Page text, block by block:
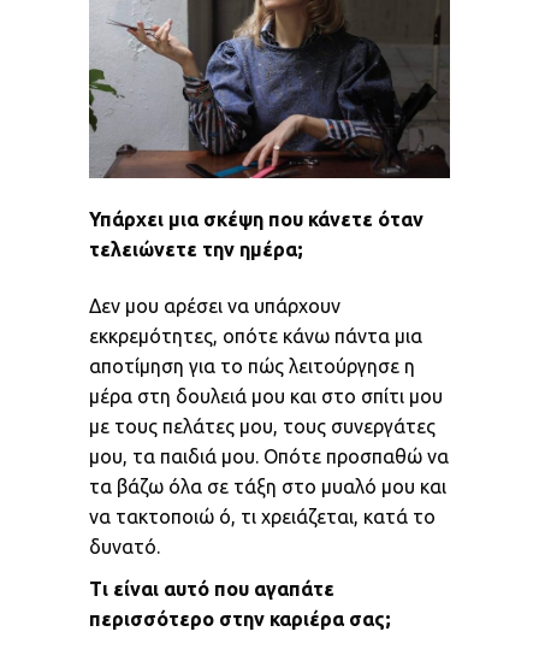
Υπάρχει μια σκέψη που κάνετε όταν
τελειώνετε την ημέρα;
Δεν μου αρέσει να υπάρχουν
εκκρεμότητες, οπότε κάνω πάντα μια
αποτίμηση για το πώς λειτούργησε η
μέρα στη δουλειά μου και στο σπίτι μου
με τους πελάτες μου, τους συνεργάτες
μου, τα παιδιά μου. Οπότε προσπαθώ να
τα βάζω όλα σε τάξη στο μυαλό μου και
να τακτοποιώ ό, τι χρειάζεται, κατά το
δυνατό.
Τι είναι αυτό που αγαπάτε
περισσότερο στην καριέρα σας;